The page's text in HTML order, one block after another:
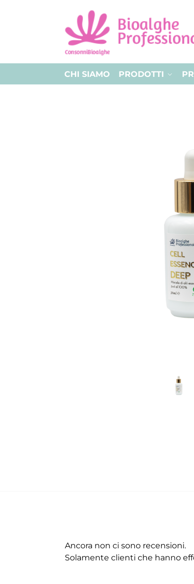
CHI SIAMO PRODOTTI
Ancora non ci sono recensioni.
Solamente clienti che hanno